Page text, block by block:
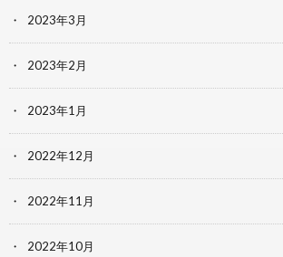
2023年3月
2023年2月
2023年1月
2022年12月
2022年11月
2022年10月